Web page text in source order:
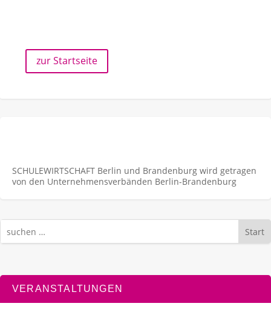
zur Startseite
SCHULEWIRTSCHAFT Berlin und Brandenburg wird getragen
von den Unternehmens­verbänden Berlin-Brandenburg
Start
VERANSTALTUNGEN